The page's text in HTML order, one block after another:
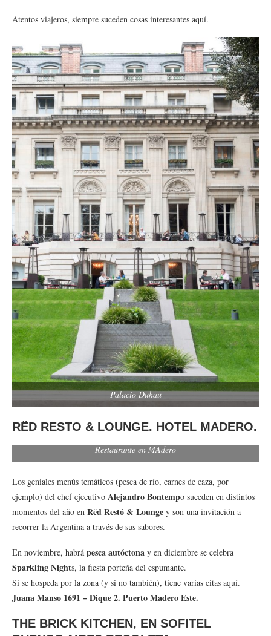
Atentos viajeros, siempre suceden cosas interesantes aquí.
Palacio Duhau
RËD RESTO & LOUNGE. HOTEL MADERO.
Restaurante en MAdero
Los geniales menús temáticos (pesca de río, carnes de caza, por
ejemplo) del chef ejecutivo Alejandro Bontempo suceden en distintos
momentos del año en Rëd Restó & Lounge y son una invitación a
recorrer la Argentina a través de sus sabores.
En noviembre, habrá pesca autóctona y en diciembre se celebra
Sparkling Nights, la fiesta porteña del espumante.
Si se hospeda por la zona (y si no también), tiene varias citas aquí.
Juana Manso 1691 – Dique 2. Puerto Madero Este.
THE BRICK KITCHEN, EN SOFITEL